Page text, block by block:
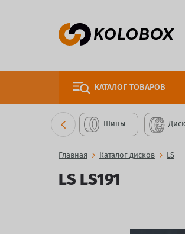
КАТАЛОГ ТОВАРОВ
Шины
Главная Каталог дисков LS
LS LS191